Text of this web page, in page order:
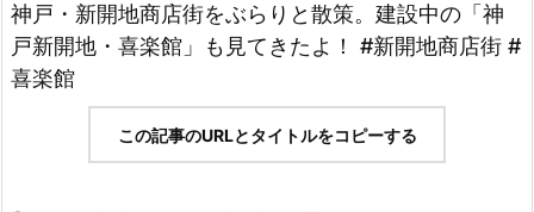
神戸・新開地商店街をぶらりと散策。建設中の「神
戸新開地・喜楽館」も見てきたよ！ #新開地商店街 #
喜楽館
この記事のURLとタイトルをコピーする